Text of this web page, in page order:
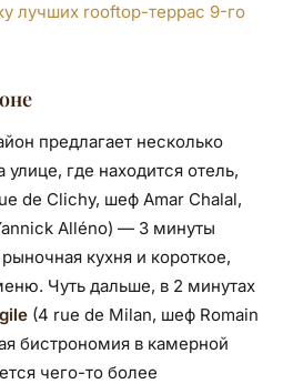
лучших rooftop-террас 9-го
предлагает несколько
где находится отель,
de Clichy, шеф Amar Chalal,
Alléno) — 3 минуты
кухня и короткое,
Чуть дальше, в 2 минутах
(4 rue de Milan, шеф Romain
бистрономия в камерной
чего-то более